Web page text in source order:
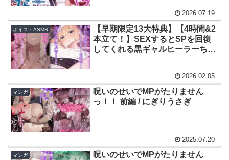
にぎりうさぎ / 陽向葵ゅか 柚木つ
ばめ
2026.07.19
ボイス・ASMR
【早期限定13大特典】【4時間&2
本立て！】SEXするとSPを回復
してくれる黒ギャルヒーラーちゃ
にぎりうさぎ / 陽向葵ゅか2026.02.05
マンガ
呪いのせいでMPがたりません
っ！！ 前編 / にぎりうさぎ
2025.07.20
マンガ
呪いのせいでMPがたりません